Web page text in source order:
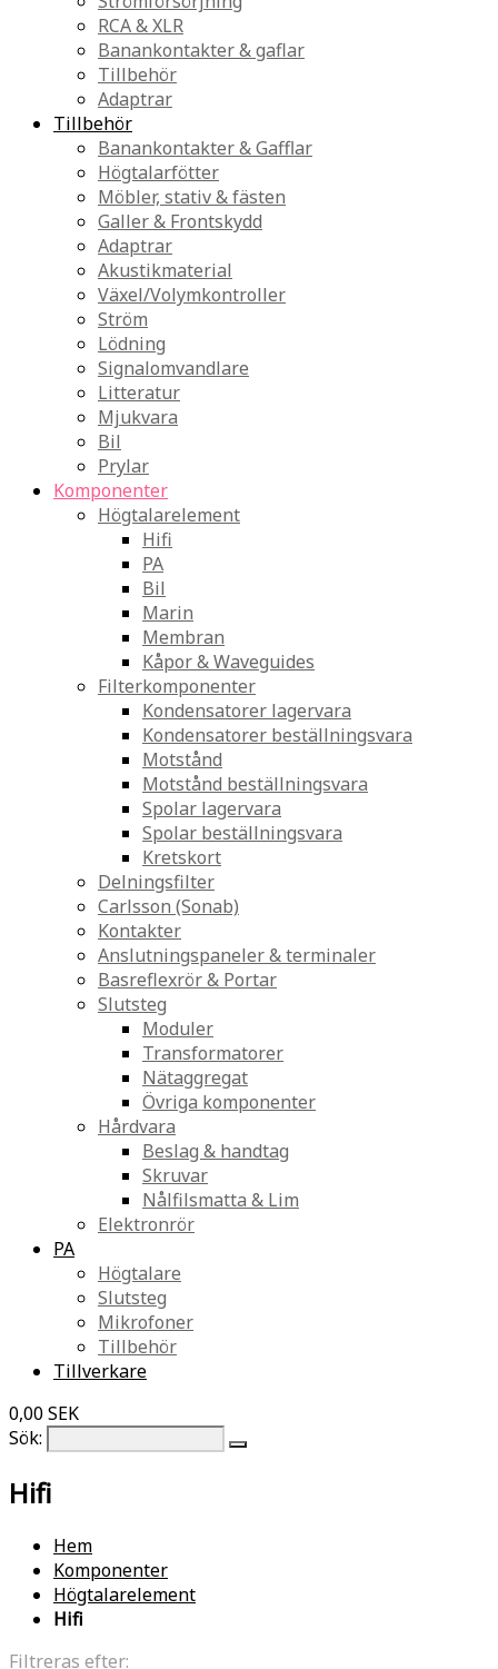
RCA & XLR
Banankontakter & gaflar
Tillbehör
Adaptrar
Tillbehör
Banankontakter & Gafflar
Högtalarfötter
Möbler, stativ & fästen
Galler & Frontskydd
Adaptrar
Akustikmaterial
Växel/Volymkontroller
Ström
Lödning
Signalomvandlare
Litteratur
Mjukvara
Bil
Prylar
Komponenter
Högtalarelement
Hifi
PA
Bil
Marin
Membran
Kåpor & Waveguides
Filterkomponenter
Kondensatorer lagervara
Kondensatorer beställningsvara
Motstånd
Motstånd beställningsvara
Spolar lagervara
Spolar beställningsvara
Kretskort
Delningsfilter
Carlsson (Sonab)
Kontakter
Anslutningspaneler & terminaler
Basreflexrör & Portar
Slutsteg
Moduler
Transformatorer
Nätaggregat
Övriga komponenter
Hårdvara
Beslag & handtag
Skruvar
Nålfilsmatta & Lim
Elektronrör
PA
Högtalare
Slutsteg
Mikrofoner
Tillbehör
Tillverkare
0,00 SEK
Sök:
Hifi
Hem
Komponenter
Högtalarelement
Hifi
Filtreras efter: